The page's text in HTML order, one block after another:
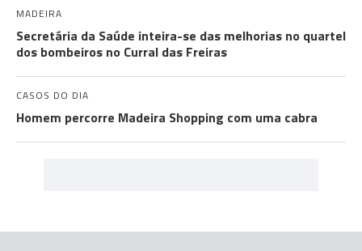
MADEIRA
Secretária da Saúde inteira-se das melhorias no quartel
dos bombeiros no Curral das Freiras
CASOS DO DIA
Homem percorre Madeira Shopping com uma cabra